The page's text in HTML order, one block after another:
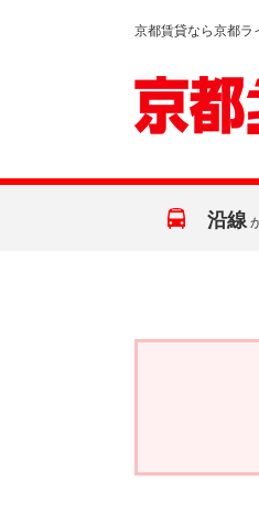
京都賃貸なら京都ラ
沿線